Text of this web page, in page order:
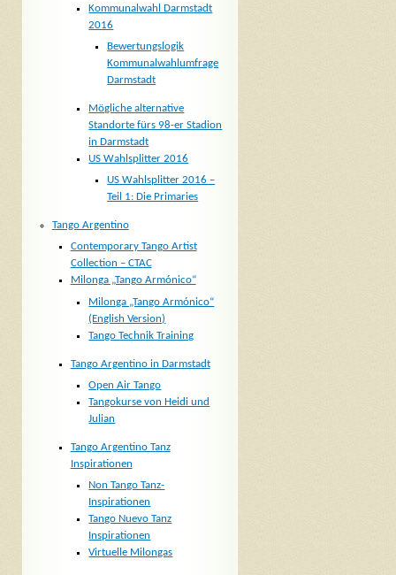
Kommunalwahl Darmstadt
2016
Bewertungslogik
Kommunalwahlumfrage
Darmstadt
Mögliche alternative
Standorte fürs 98-er Stadion
in Darmstadt
US Wahlsplitter 2016
US Wahlsplitter 2016 –
Teil 1: Die Primaries
Tango Argentino
Contemporary Tango Artist
Collection – CTAC
Milonga „Tango Armónico“
Milonga „Tango Armónico“
(English Version)
Tango Technik Training
Tango Argentino in Darmstadt
Open Air Tango
Tangokurse von Heidi und
Julian
Tango Argentino Tanz
Inspirationen
Non Tango Tanz-
Inspirationen
Tango Nuevo Tanz
Inspirationen
Virtuelle Milongas